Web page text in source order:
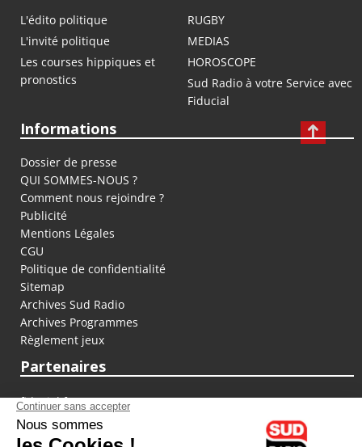
L'édito politique
RUGBY
L'invité politique
MEDIAS
Les courses hippiques et
pronostics
HOROSCOPE
Sud Radio à votre Service avec
Fiducial
Informations
Dossier de presse
QUI SOMMES-NOUS ?
Comment nous rejoindre ?
Publicité
Mentions Légales
CGU
Politique de confidentialité
Sitemap
Archives Sud Radio
Archives Programmes
Règlement jeux
Partenaires
fiducial.fr
lyoncapitale.fr
olympique-et-lyonnais.com